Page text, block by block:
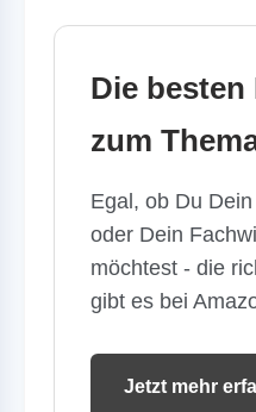
Die
zum
Egal, ob Du
oder Dein
möchtest - die
gibt es bei
Jetzt mehr